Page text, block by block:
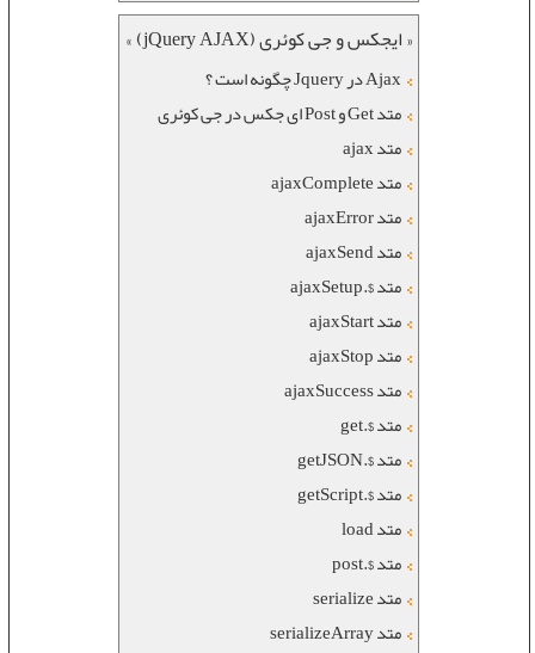
« ایجکس و جی کوئری (jQuery AJAX) »
Ajax در Jquery چگونه است ؟
متد Get و Post ای جکس در جی کوئری
متد ajax
متد ajaxComplete
متد ajaxError
متد ajaxSend
متد $.ajaxSetup
متد ajaxStart
متد ajaxStop
متد ajaxSuccess
متد $.get
متد $.getJSON
متد $.getScript
متد load
متد $.post
متد serialize
متد serializeArray